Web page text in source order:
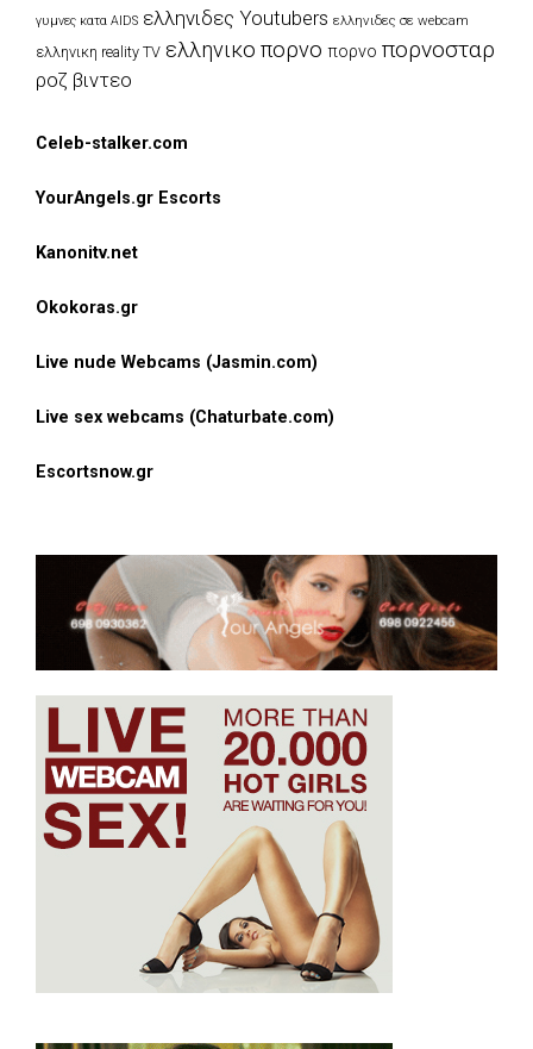
γυμνες κατα AIDS ελληνιδες Youtubers ελληνιδες σε webcam
ελληνικη reality TV ελληνικο πορνο πορνο πορνοσταρ
ροζ βιντεο
Celeb-stalker.com
YourAngels.gr Escorts
Kanonitv.net
Okokoras.gr
Live nude Webcams (Jasmin.com)
Live sex webcams (Chaturbate.com)
Escortsnow.gr